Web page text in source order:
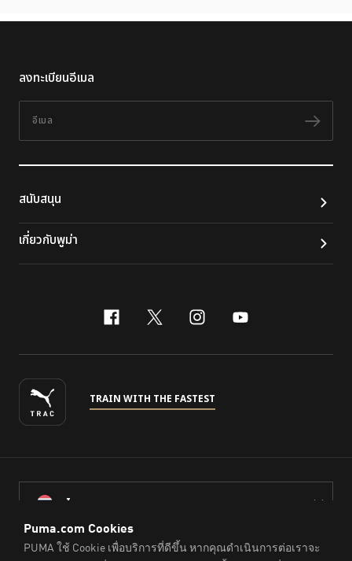
ลงทะเบียนอีเมล
ติดต
สนับสนุน
เกี่ยวกับพูม่า
facebook
x-twitter
instagram
youtube
TRAIN WITH THE FASTEST
ไทย
© PUMA Sports (Thailand) Co., Ltd.,2026. All Rights Reserved.